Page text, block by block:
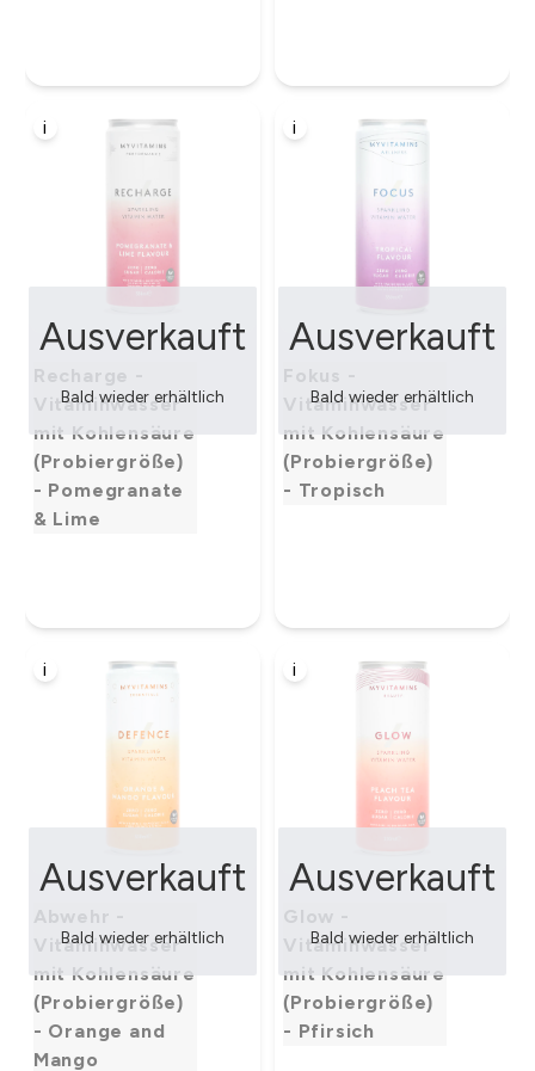
i
Recharge -
Vitaminwasser
mit Kohlensäure
(Probiergröße)
- Pomegranate
& Lime
Ausverkauft
Bald wieder erhältlich
i
Fokus -
Vitaminwasser
mit Kohlensäure
(Probiergröße)
- Tropisch
Ausverkauft
Bald wieder erhältlich
i
Abwehr -
Vitaminwasser
mit Kohlensäure
(Probiergröße)
- Orange and
Mango
Ausverkauft
Bald wieder erhältlich
i
Glow -
Vitaminwasser
mit Kohlensäure
(Probiergröße)
- Pfirsich
Ausverkauft
Bald wieder erhältlich